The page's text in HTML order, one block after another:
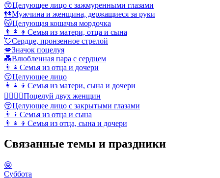
😙Целующее лицо с зажмуренными глазами
👫Мужчина и женщина, держащиеся за руки
😽Целующая кошачья мордочка
👨‍👩‍👦 Семья из матери, отца и сына
💘Сердце, пронзенное стрелой
💋Значок поцелуя
💑Влюбленная пара с сердцем
👨‍👧 Семья из отца и дочери
😗Целующее лицо
👩‍👧‍👦 Семья из матери, сына и дочери
👩‍❤️‍💋‍👩Поцелуй двух женщин
😚Целующее лицо с закрытыми глазами
👨‍👦 Семья из отца и сына
👨‍👧‍👦 Семья из отца, сына и дочери
Связанные темы и праздники
😝
Суббота